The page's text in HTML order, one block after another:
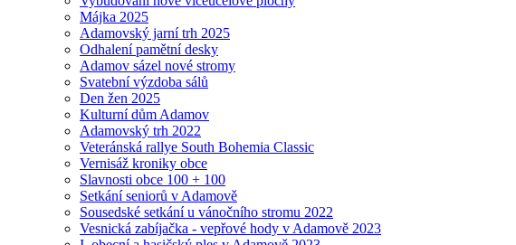
Májka 2025
Adamovský jarní trh 2025
Odhalení pamětní desky
Adamov sázel nové stromy
Svatební výzdoba sálů
Den žen 2025
Kulturní dům Adamov
Adamovský trh 2022
Veteránská rallye South Bohemia Classic
Vernisáž kroniky obce
Slavnosti obce 100 + 100
Setkání seniorů v Adamově
Sousedské setkání u vánočního stromu 2022
Vesnická zabíjačka - vepřové hody v Adamově 2023